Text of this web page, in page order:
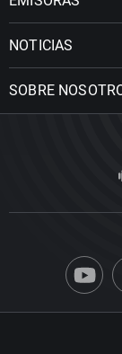
NOTICIAS
SOBRE